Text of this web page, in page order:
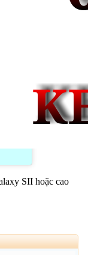
SII hoặc cao